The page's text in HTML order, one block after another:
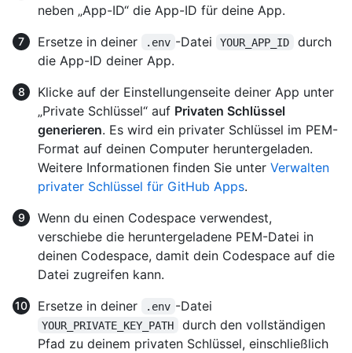
neben „App-ID“ die App-ID für deine App.
Ersetze in deiner
.env -Datei YOUR_APP_ID
durch
die App-ID deiner App.
Klicke auf der Einstellungenseite deiner App unter
„Private Schlüssel“ auf Privaten Schlüssel
generieren. Es wird ein privater Schlüssel im PEM-
Format auf deinen Computer heruntergeladen.
Weitere Informationen finden Sie unter Verwalten
privater Schlüssel für GitHub Apps.
Wenn du einen Codespace verwendest,
verschiebe die heruntergeladene PEM-Datei in
deinen Codespace, damit dein Codespace auf die
Datei zugreifen kann.
Ersetze in deiner
.env -Datei
YOUR_PRIVATE_KEY_PATH
durch den vollständigen
Pfad zu deinem privaten Schlüssel, einschließlich